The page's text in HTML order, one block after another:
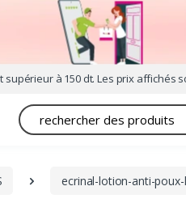
à 150 dt. Les prix affichés
Recherche
ecrinal-lotion-anti-